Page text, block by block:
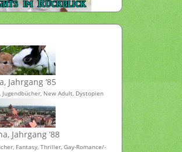
Jahrgang ’85
New Adult, Dystopien
Jahrgang ’88
Fantasy, Thriller, Gay-Romance/-